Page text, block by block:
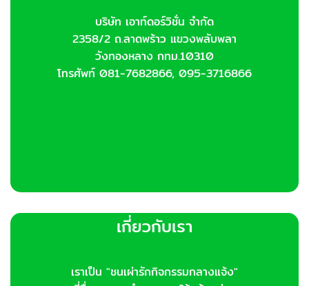
on
page
บริษัท เอาท์ดอร์วิชั่น จำกัด
2358/2 ถ.ลาดพร้าว แขวงพลับพลา
วังทองหลาง กทม.10310
โทรศัพท์ 081-7682866, 095-3716866
เกี่ยวกับเรา
เราเป็น "ชนเผ่ารักกิจกรรมกลางแจ้ง"